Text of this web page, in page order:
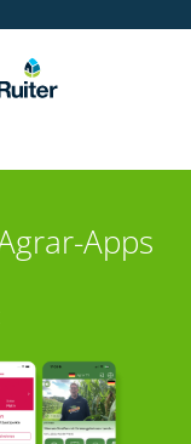
Apps